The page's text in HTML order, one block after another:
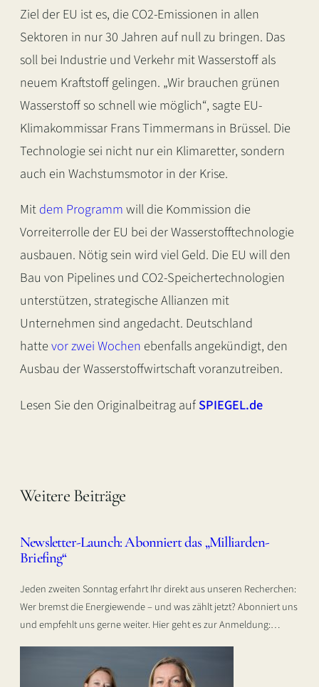
Ziel der EU ist es, die CO2-Emissionen in allen
Sektoren in nur 30 Jahren auf null zu bringen. Das
soll bei Industrie und Verkehr mit Wasserstoff als
neuem Kraftstoff gelingen. „Wir brauchen grünen
Wasserstoff so schnell wie möglich“, sagte EU-
Klimakommissar Frans Timmermans in Brüssel. Die
Technologie sei nicht nur ein Klimaretter, sondern
auch ein Wachstumsmotor in der Krise.
Mitdem Programmwill die Kommission die
Vorreiterrolle der EU bei der Wasserstofftechnologie
ausbauen. Nötig sein wird viel Geld. Die EU will den
Bau von Pipelines und CO2-Speichertechnologien
unterstützen, strategische Allianzen mit
Unternehmen sind angedacht. Deutschland
hattevor zwei Wochen ebenfalls angekündigt, den
Ausbau der Wasserstoffwirtschaft voranzutreiben.
Lesen Sie den Originalbeitrag aufSPIEGEL.de
Weitere Beiträge
Newsletter-Launch: Abonniert das „Milliarden-
Briefing“
Jeden zweiten Sonntag erfahrt Ihr direkt aus unseren Recherchen:
Wer bremst die Energiewende – und was zählt jetzt? Abonniert uns
und empfehlt uns gerne weiter. Hier geht es zur Anmeldung:…